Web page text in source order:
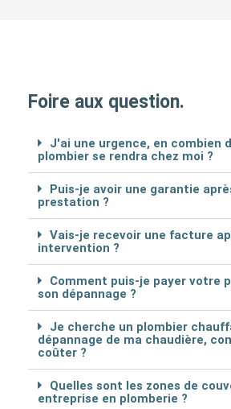
Foire aux question.
J'ai une urgence, en combien
plombier se rendra chez moi ?
Puis-je avoir une garantie
prestation ?
Vais-je recevoir une facture
intervention ?
Comment puis-je payer votre
son dépannage ?
Je cherche un plombier
dépannage de ma chaudière,
coûter ?
Quelles sont les zones de
entreprise en plomberie ?